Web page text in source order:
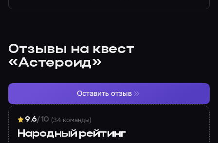
Отзывы на квест
«Астероид»
9.6/10 (34 команды)
Народный рейтинг
Оставить отзыв